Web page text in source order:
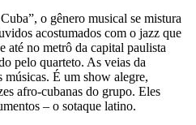
o gênero musical se mistura
acostumados com o jazz que
até no metrô da capital paulista
pelo quarteto. As veias da
É um show alegre,
afro-cubanas do grupo. Eles
– o sotaque latino.